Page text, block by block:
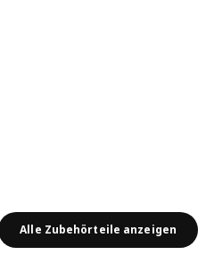
Alle Zubehörteile anzeigen